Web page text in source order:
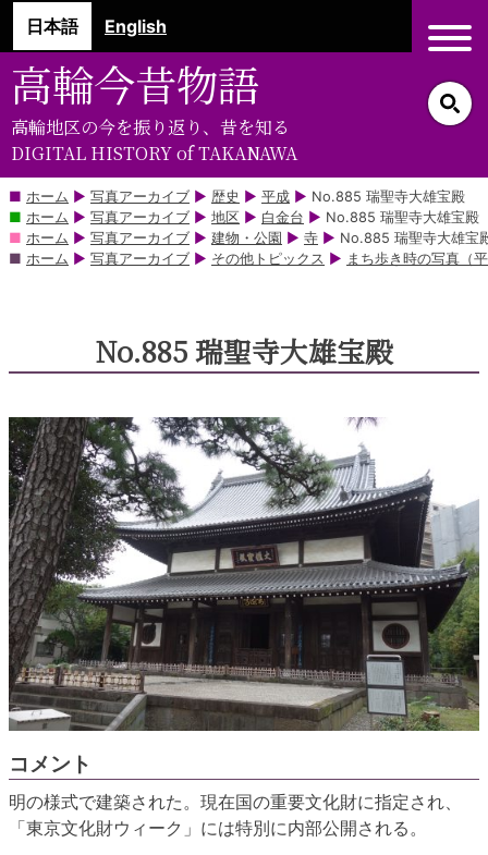
ン
ツ
部
に
ス
キ
日本語 English
高輪今昔物語
高輪地区の今を振り返り、昔を知る
DIGITAL HISTORY of TAKANAWA
ホーム ▶ 写真アーカイブ ▶ 歴史 ▶ 平成 ▶ No.885 瑞聖寺大雄宝殿
ホーム ▶ 写真アーカイブ ▶ 地区 ▶ 白金台 ▶ No.885 瑞聖寺大雄宝殿
ホーム ▶ 写真アーカイブ ▶ 建物・公園 ▶ 寺 ▶ No.885 瑞聖寺大雄宝
ホーム ▶ 写真アーカイブ ▶ その他トピックス ▶ まち歩き時の写真（
No.885 瑞聖寺大雄宝殿
コメント
明の様式で建築された。現在国の重要文化財に指定され、
「東京文化財ウィーク」には特別に内部公開される。